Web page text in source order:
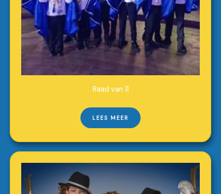
Raad van 11
LEES MEER